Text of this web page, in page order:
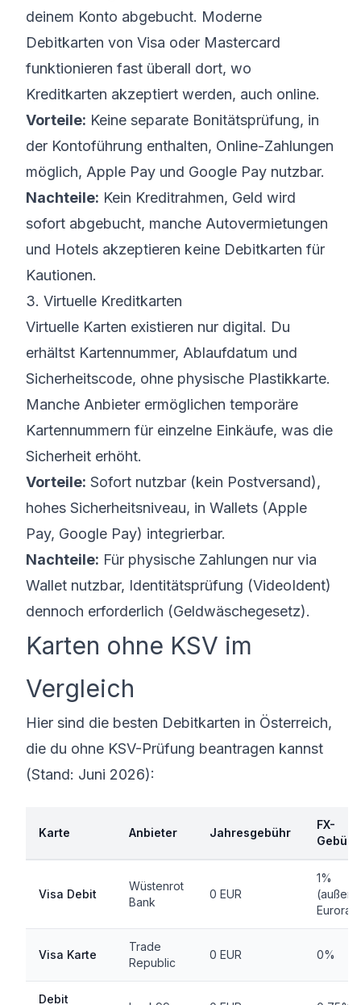
deinem Konto abgebucht. Moderne
Debitkarten von Visa oder Mastercard
funktionieren fast überall dort, wo
Kreditkarten akzeptiert werden, auch online.
Vorteile: Keine separate Bonitätsprüfung, in
der Kontoführung enthalten, Online-Zahlungen
möglich, Apple Pay und Google Pay nutzbar.
Nachteile: Kein Kreditrahmen, Geld wird
sofort abgebucht, manche Autovermietungen
und Hotels akzeptieren keine Debitkarten für
Kautionen.
3. Virtuelle Kreditkarten
Virtuelle Karten existieren nur digital. Du
erhältst Kartennummer, Ablaufdatum und
Sicherheitscode, ohne physische Plastikkarte.
Manche Anbieter ermöglichen temporäre
Kartennummern für einzelne Einkäufe, was die
Sicherheit erhöht.
Vorteile: Sofort nutzbar (kein Postversand),
hohes Sicherheitsniveau, in Wallets (Apple
Pay, Google Pay) integrierbar.
Nachteile: Für physische Zahlungen nur via
Wallet nutzbar, Identitätsprüfung (VideoIdent)
dennoch erforderlich (Geldwäschegesetz).
Karten ohne KSV im
Vergleich
Hier sind die besten Debitkarten in Österreich,
die du ohne KSV-Prüfung beantragen kannst
(Stand: Juni 2026):
Karte Anbieter Jahresgebühr
FX-
Gebühr
Visa Debit
Wüstenrot
Bank
0 EUR
1%
Visa Karte
Trade
Republic
0 EUR 0%
Debit